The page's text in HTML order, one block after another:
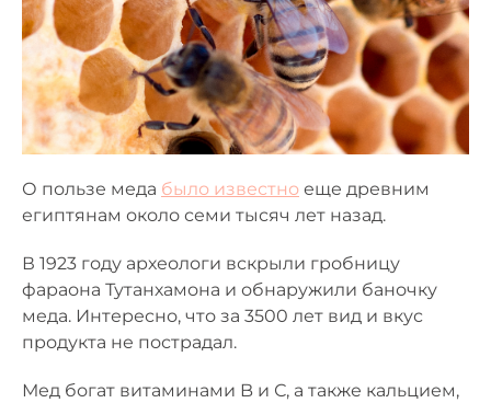
О пользе меда было известно еще древним
египтянам около семи тысяч лет назад.
В 1923 году археологи вскрыли гробницу
фараона Тутанхамона и обнаружили баночку
меда. Интересно, что за 3500 лет вид и вкус
продукта не пострадал.
Мед богат витаминами B и С, а также кальцием,